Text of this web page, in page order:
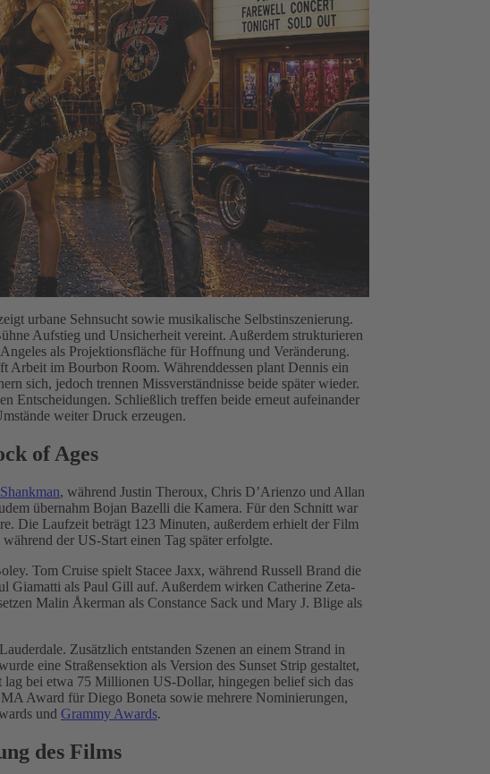
urbane Sehnsucht sowie musikalische Selbstinszenierung.
Aufstieg und Unsicherheit vereint. Außerdem strukturieren
als Projektionsfläche für Hoffnung und Veränderung.
Arbeit im Bourbon Room. Währenddessen plant Dennis ein
sich, jedoch trennen Missverständnisse beide später wieder.
Entscheidungen. Schließlich treffen beide erneut aufeinander
weiter Druck erzeugen.
of Ages
, während Justin Theroux, Chris D’Arienzo und Allan
übernahm Bojan Bazelli die Kamera. Für den Schnitt war
Die Laufzeit beträgt 123 Minuten, außerdem erhielt der Film
der US-Start einen Tag später erfolgte.
Tom Cruise spielt Stacee Jaxx, während Russell Brand die
Giamatti als Paul Gill auf. Außerdem wirken Catherine Zeta-
Malin Åkerman als Constance Sack und Mary J. Blige als
Zusätzlich entstanden Szenen an einem Strand in
eine Straßensektion als Version des Sunset Strip gestaltet,
bei etwa 75 Millionen US-Dollar, hingegen belief sich das
Award für Diego Boneta sowie mehrere Nominierungen,
und Grammy Awards.
des Films